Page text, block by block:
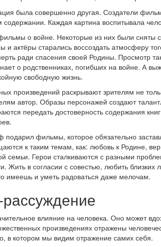
была совершенно другая. Создатели
Каждая картина воспитывала
о войне. Некоторые из них были сняты
и актёры старались воссоздать атмосферу
ради спасения своей Родины. Просмотр
о родственниках, погибших на войне. А
свободную жизнь.
произведений раскрывают зрителям не
автор. Образы персонажей создают
передать достоверность содержания
подарил фильмы, которое обязательно
к таким темам, как: любовь к Родине,
семьи. Герои сталкиваются с разными
Жить в согласии с совестью, любить
имеешь и уметь радоваться даже мелочам.
влияние на человека. Оно может
произведениях отражены
в котором мы видим отражение самих себя.